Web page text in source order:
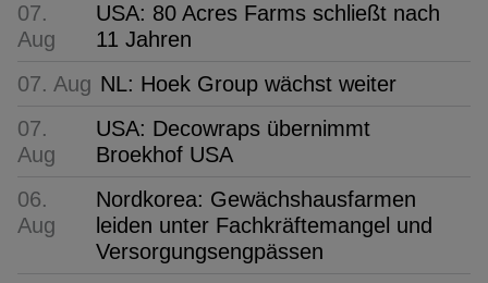
07.
Aug
USA: 80 Acres Farms schließt nach
11 Jahren
07. Aug NL: Hoek Group wächst weiter
07.
Aug
USA: Decowraps übernimmt
Broekhof USA
06.
Aug
Nordkorea: Gewächshausfarmen
leiden unter Fachkräftemangel und
Versorgungsengpässen